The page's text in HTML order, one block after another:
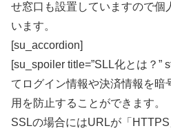
せ窓口も設置していますので個
います。
[su_accordion]
[su_spoiler title=”SLL化とは？”
てログイン情報や決済情報を暗
用を防止することができます。
SSLの場合にはURLが「